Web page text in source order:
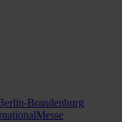
Messe